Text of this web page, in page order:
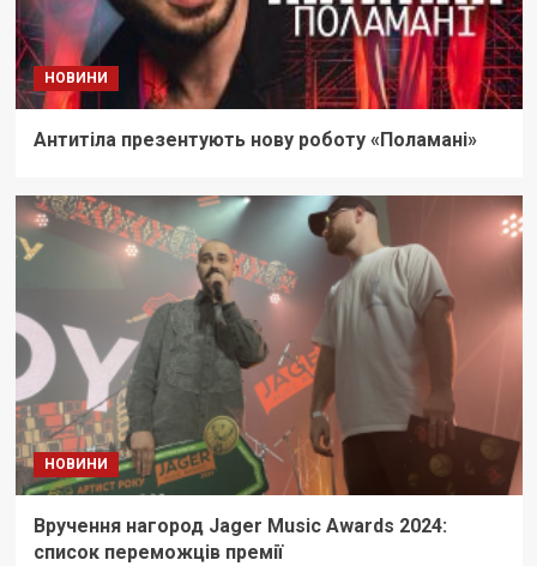
НОВИНИ
Антитіла презентують нову роботу «Поламані»
НОВИНИ
Вручення нагород Jager Music Awards 2024:
список переможців премії